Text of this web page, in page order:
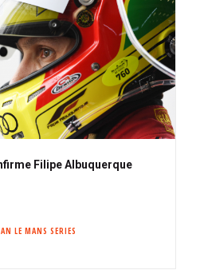
Filipe Albuquerque
LE MANS SERIES